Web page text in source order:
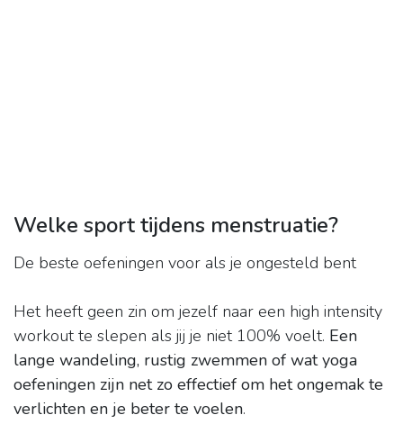
Welke sport tijdens menstruatie?
De beste oefeningen voor als je ongesteld bent
Het heeft geen zin om jezelf naar een high intensity
workout te slepen als jij je niet 100% voelt. Een
lange wandeling, rustig zwemmen of wat yoga
oefeningen zijn net zo effectief om het ongemak te
verlichten en je beter te voelen.